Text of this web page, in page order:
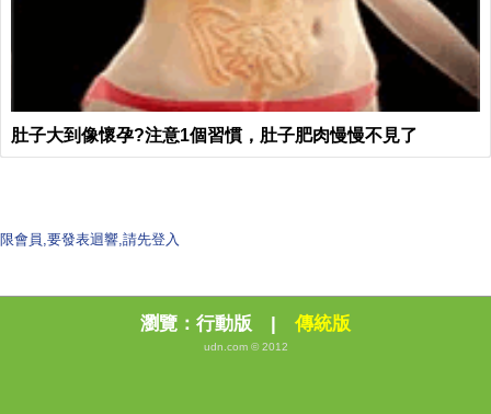
肚子大到像懷孕?注意1個習慣，肚子肥肉慢慢不見了
限會員,要發表迴響,請先登入
瀏覽： 行動版 傳統版
udn.com © 2012